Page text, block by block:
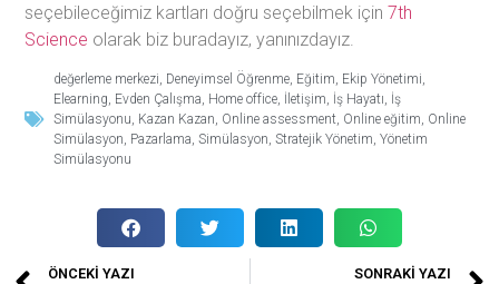
seçebileceğimiz kartları doğru seçebilmek için7th
Science olarak biz buradayız, yanınızdayız.
değerleme merkezi, Deneyimsel Öğrenme, Eğitim, Ekip Yönetimi,
Elearning, Evden Çalışma, Home office, İletişim, İş Hayatı, İş
Simülasyonu, Kazan Kazan, Online assessment, Online eğitim, Online
Simülasyon, Pazarlama,Simülasyon,Stratejik Yönetim,Yönetim
Simülasyonu
ÖNCEKİ YAZI SONRAKİ YAZI